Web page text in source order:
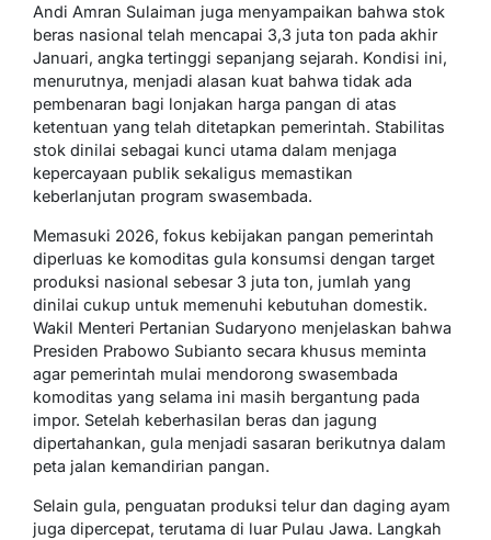
Andi Amran Sulaiman juga menyampaikan bahwa stok
beras nasional telah mencapai 3,3 juta ton pada akhir
Januari, angka tertinggi sepanjang sejarah. Kondisi ini,
menurutnya, menjadi alasan kuat bahwa tidak ada
pembenaran bagi lonjakan harga pangan di atas
ketentuan yang telah ditetapkan pemerintah. Stabilitas
stok dinilai sebagai kunci utama dalam menjaga
kepercayaan publik sekaligus memastikan
keberlanjutan program swasembada.
Memasuki 2026, fokus kebijakan pangan pemerintah
diperluas ke komoditas gula konsumsi dengan target
produksi nasional sebesar 3 juta ton, jumlah yang
dinilai cukup untuk memenuhi kebutuhan domestik.
Wakil Menteri Pertanian Sudaryono menjelaskan bahwa
Presiden Prabowo Subianto secara khusus meminta
agar pemerintah mulai mendorong swasembada
komoditas yang selama ini masih bergantung pada
impor. Setelah keberhasilan beras dan jagung
dipertahankan, gula menjadi sasaran berikutnya dalam
peta jalan kemandirian pangan.
Selain gula, penguatan produksi telur dan daging ayam
juga dipercepat, terutama di luar Pulau Jawa. Langkah